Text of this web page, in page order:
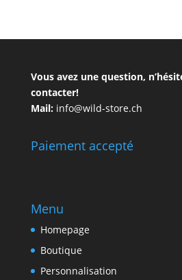
Vous avez une question,
contacter!
Mail:info@wild-store.ch
Paiement accepté
Menu
Homepage
Boutique
Personnalisation